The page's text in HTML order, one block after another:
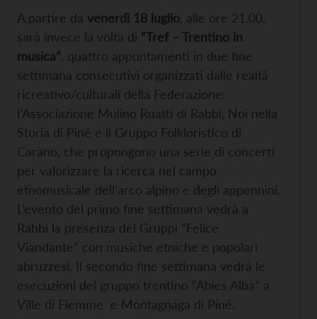
A partire da venerdì 18 luglio , alle ore 21.00,
sarà invece la volta di “Tref – Trentino in
musica” , quattro appuntamenti in due fine
settimana consecutivi organizzati dalle realtà
ricreativo/culturali della Federazione:
l’Associazione Mulino Ruatti di Rabbi, Noi nella
Storia di Piné e il Gruppo Folkloristico di
Carano, che propongono una serie di concerti
per valorizzare la ricerca nel campo
etnomusicale dell’arco alpino e degli appennini.
L’evento del primo fine settimana vedrà a
Rabbi la presenza del Gruppi “Felice
Viandante” con musiche etniche e popolari
abruzzesi. Il secondo fine settimana vedrà le
esecuzioni del gruppo trentino “Abies Alba” a
Ville di Fiemme e Montagnaga di Piné.